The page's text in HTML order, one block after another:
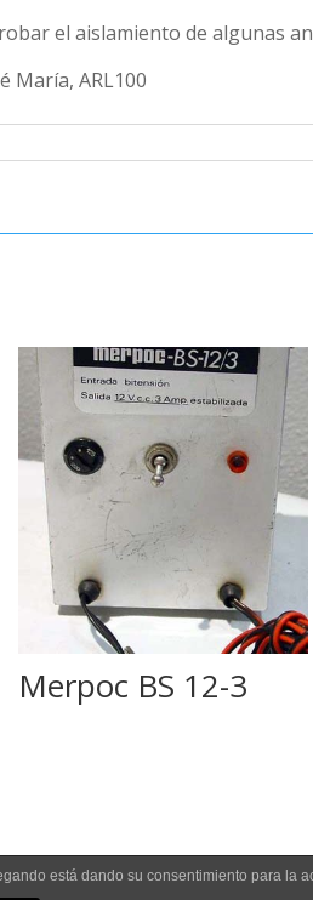
el aislamiento de algunas
María, ARL100
Merpoc BS 12-3
está dando su consentimiento para la